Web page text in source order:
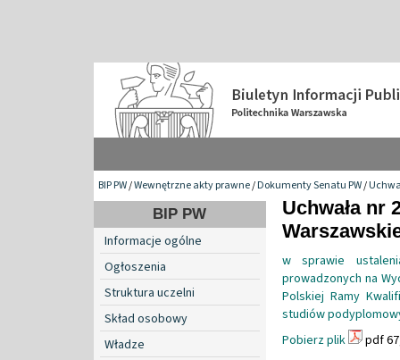
BIP PW/Wewnętrzne akty prawne/Dokumenty Senatu PW/
BIP PW
Informacje ogólne
Ogłoszenia
Struktura uczelni
Skład osobowy
Władze
Uchwała nr
w sprawie
prowadzonych na
Polskiej Ramy
studiów
Pobierz plik
pdf